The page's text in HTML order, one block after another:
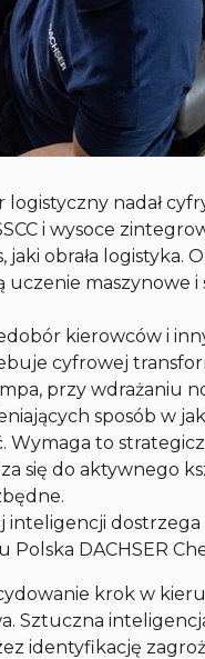
nadał
i wysoce
obrała logistyka.
uczenie maszynowe i
kierowców i
cyfrowej
przy wdrażaniu
sposób w
Wymaga to
się do aktywnego
inteligencji
DACHSER
krok w
Sztuczna
identyfikację